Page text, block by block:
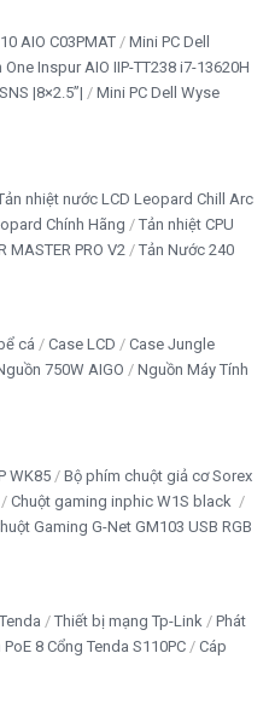
RAM DDR3/DDR4 tối đa
lưu trữ và kết nối hiện đại,
workstation chuyên
& DDR4, HUANANZHI
ưu!
AIO C03PMAT
Mini PC Dell
Inspur AIO IIP-TT238 i7-13620H
|8×2.5”|
Mini PC Dell Wyse
nhiệt nước LCD Leopard Chill Arc
Chính Hãng
Tản nhiệt CPU
MASTER PRO V2
Tản Nước 240
cá Case LCD
Case Jungle
750W AIGO
Nguồn Máy Tính
WK85
Bộ phím chuột giả cơ Sorex
Chuột gaming inphic W1S black
Gaming G-Net GM103 USB RGB
Thiết bị mạng Tp-Link
Phát
8 Cổng Tenda S110PC
Cáp